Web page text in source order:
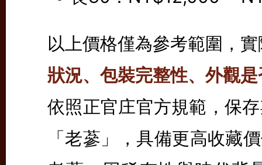
以上價格僅為參考範圍，
狀況、包裝完整性、外觀
依照正官庄官方規範，保
「老蔘」，具備更高收藏